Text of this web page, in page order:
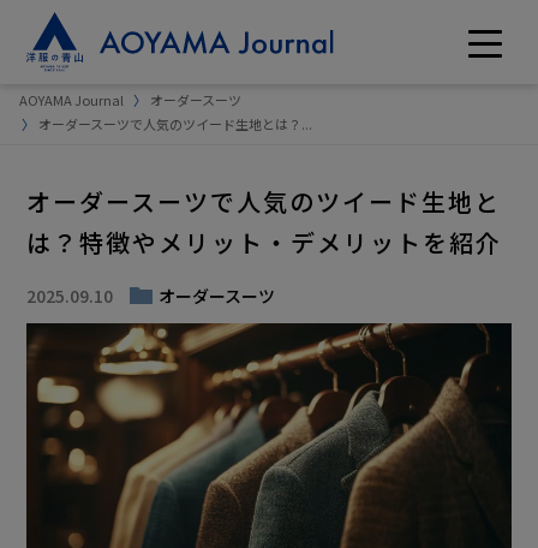
AOYAMA Journal
オーダースーツ
オーダースーツで人気のツイード生地とは？...
オーダースーツで人気のツイード生地と
は？特徴やメリット・デメリットを紹介
2025.09.10 オーダースーツ